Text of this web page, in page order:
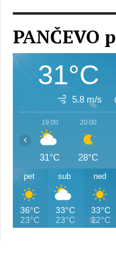
PANČEVO
31°C
5.8 m/s
19:00
31°C
20:00
28°C
‹
pet
36°C
23°C
sub
33°C
23°C
ned
33°C
22°C